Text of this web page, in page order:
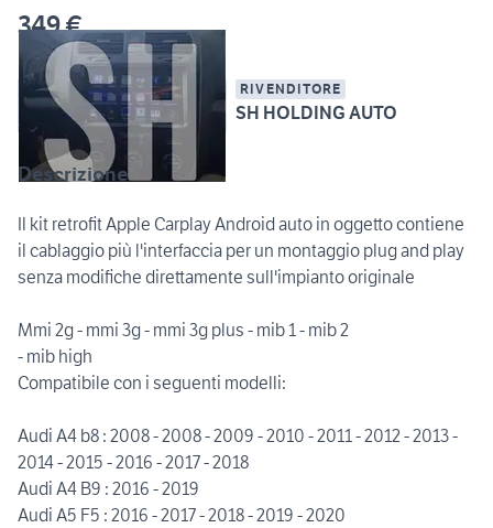
349 €
RIVENDITORE
SH HOLDING AUTO
Descrizione
Il kit retrofit Apple Carplay Android auto in oggetto contiene
il cablaggio più l'interfaccia per un montaggio plug and play
senza modifiche direttamente sull'impianto originale
Mmi 2g - mmi 3g - mmi 3g plus - mib 1 - mib 2
- mib high
Compatibile con i seguenti modelli:
Audi A4 b8 : 2008 - 2008 - 2009 - 2010 - 2011 - 2012 - 2013 -
2014 - 2015 - 2016 - 2017 - 2018
Audi A4 B9 : 2016 - 2019
Audi A5 F5 : 2016 - 2017 - 2018 - 2019 - 2020